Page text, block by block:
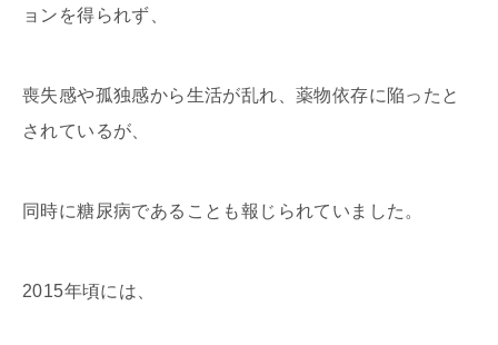
ョンを得られず、
喪失感や孤独感から生活が乱れ、薬物依存に陥ったと
されているが、
同時に糖尿病であることも報じられていました。
2015年頃には、